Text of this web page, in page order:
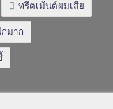
ทรีตเม้นต์ผมเสีย
มาก